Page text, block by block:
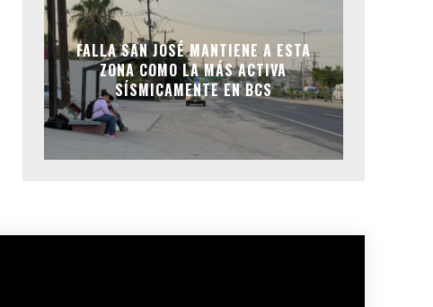
FALLA SAN JOSÉ MANTIENE A ESTA
ZONA COMO LA MÁS ACTIVA
SÍSMICAMENTE EN BCS